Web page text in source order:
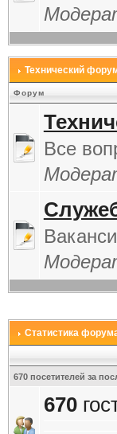
Технический
Форум
Все
Статистика
670 посетителей за
670